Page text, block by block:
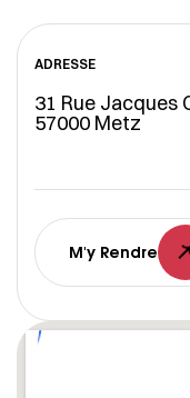
ADRESSE
31 Rue Jacques
57000 Metz
M'y Rendre